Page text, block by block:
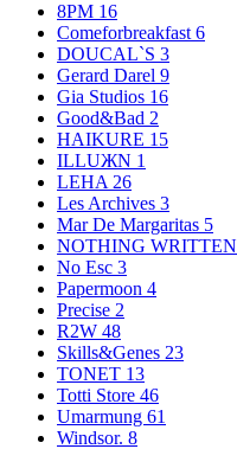
8PM 16
Comeforbreakfast 6
DOUCAL`S 3
Gerard Darel 9
Gia Studios 16
Good&Bad 2
HAIKURE 15
ILLUЖN 1
LEHA 26
Les Archives 3
Mar De Margaritas 5
NOTHING WRITTEN
No Esc 3
Papermoon 4
Precise 2
R2W 48
Skills&Genes 23
TONET 13
Totti Store 46
Umarmung 61
Windsor. 8